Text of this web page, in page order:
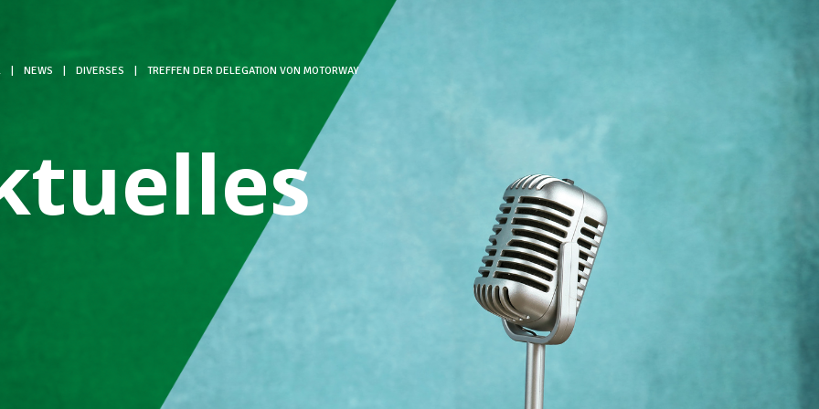
NEWS DIVERSES TREFFEN DER DELEGATION VON MOTORWAY